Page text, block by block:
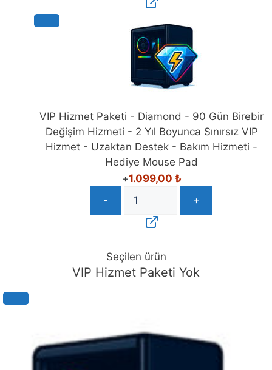
VIP Hizmet Paketi - Diamond - 90 Gün Birebir
Değişim Hizmeti - 2 Yıl Boyunca Sınırsız VIP
Hizmet - Uzaktan Destek - Bakım Hizmeti -
Hediye Mouse Pad
+1.099,00 ₺
-
+
Seçilen ürün
VIP Hizmet Paketi Yok